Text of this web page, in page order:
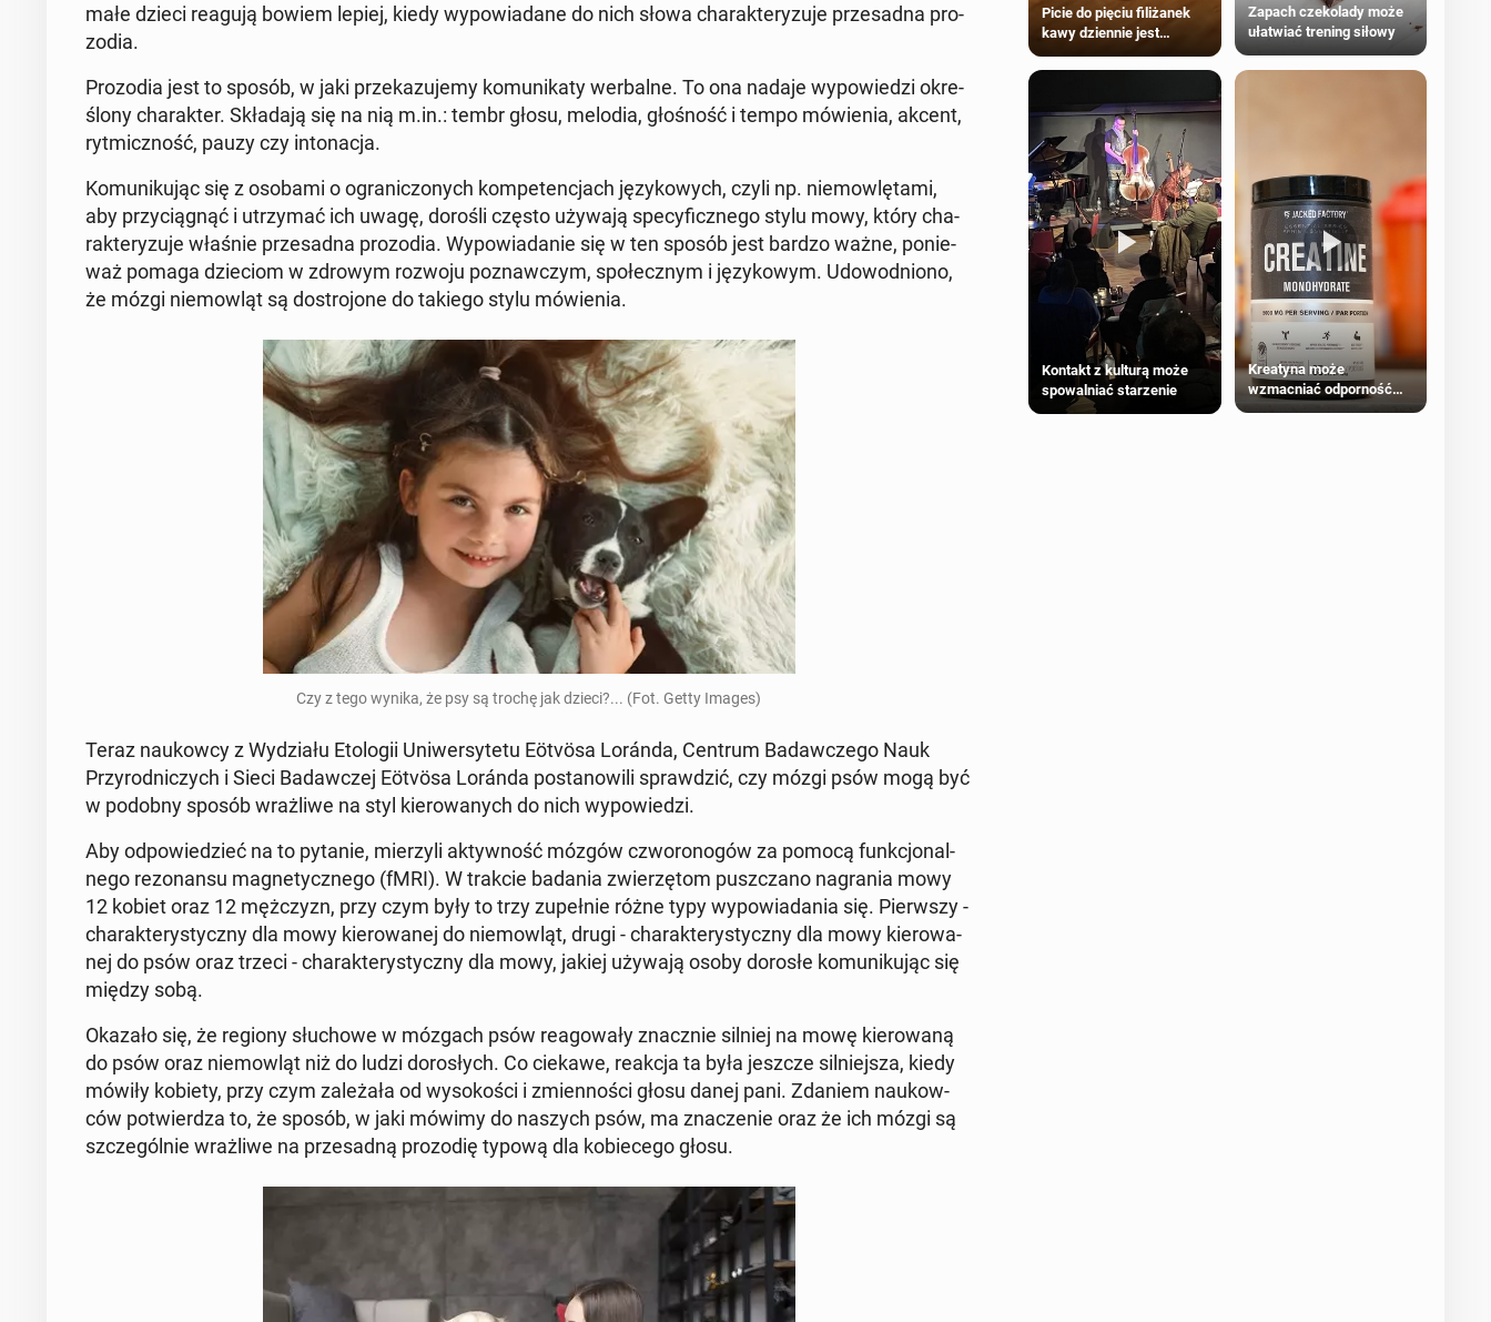
małe dzieci reagują bowiem lepiej, kiedy wy­po­wia­da­ne do nich słowa cha­rak­te­ry­zu­je prze­sad­na pro­
zo­dia.
Pro­zo­dia jest to sposób, w jaki prze­ka­zu­je­my ko­mu­ni­ka­ty wer­bal­ne. To ona nadaje wy­po­wie­dzi okre­
ślo­ny cha­rak­ter. Skła­da­ją się na nią m.in.: tembr głosu, melodia, gło­śność i tempo mó­wie­nia, akcent,
ryt­micz­ność, pauzy czy in­to­na­cja.
Ko­mu­ni­ku­jąc się z osobami o ogra­ni­czo­nych kom­pe­ten­cjach ję­zy­ko­wych, czyli np. nie­mow­lę­ta­mi,
aby przy­cią­gnąć i utrzy­mać ich uwagę, dorośli często używają spe­cy­ficz­ne­go stylu mowy, który cha­
rak­te­ry­zu­je właśnie prze­sad­na pro­zo­dia. Wy­po­wia­da­nie się w ten sposób jest bardzo ważne, po­nie­
waż pomaga dzie­ciom w zdrowym rozwoju po­znaw­czym, spo­łecz­nym i ję­zy­ko­wym. Udo­wod­nio­no,
że mózgi nie­mow­ląt są do­stro­jo­ne do takiego stylu mó­wie­nia.
Czy z tego wynika, że psy są trochę jak dzieci?... (Fot. Getty Images)
Teraz na­ukow­cy z Wy­dzia­łu Eto­lo­gii Uni­wer­sy­te­tu Eötvösa Loránda, Centrum Ba­daw­cze­go Nauk
Przy­rod­ni­czych i Sieci Ba­daw­czej Eötvösa Loránda po­sta­no­wi­li spraw­dzić, czy mózgi psów mogą być
w podobny sposób wraż­li­we na styl kie­ro­wa­nych do nich wy­po­wie­dzi.
Aby od­po­wie­dzieć na to pytanie, mie­rzy­li ak­tyw­ność mózgów czwo­ro­no­gów za pomocą funk­cjo­nal­
ne­go re­zo­nan­su ma­gne­tycz­ne­go (fMRI). W trakcie badania zwie­rzę­tom pusz­cza­no na­gra­nia mowy
12 kobiet oraz 12 męż­czyzn, przy czym były to trzy zu­peł­nie różne typy wy­po­wia­da­nia się. Pierw­szy -
cha­rak­te­ry­stycz­ny dla mowy kie­ro­wa­nej do nie­mow­ląt, drugi - cha­rak­te­ry­stycz­ny dla mowy kie­ro­wa­
nej do psów oraz trzeci - cha­rak­te­ry­stycz­ny dla mowy, jakiej używają osoby dorosłe ko­mu­ni­ku­jąc się
między sobą.
Okazało się, że regiony słu­cho­we w mózgach psów re­ago­wa­ły znacz­nie silniej na mowę kie­ro­wa­ną
do psów oraz nie­mow­ląt niż do ludzi do­ro­słych. Co ciekawe, reakcja ta była jeszcze sil­niej­sza, kiedy
mówiły kobiety, przy czym za­le­ża­ła od wy­so­ko­ści i zmien­no­ści głosu danej pani. Zdaniem na­ukow­
ców po­twier­dza to, że sposób, w jaki mówimy do naszych psów, ma zna­cze­nie oraz że ich mózgi są
szcze­gól­nie wraż­li­we na prze­sad­ną pro­zo­dię typową dla ko­bie­ce­go głosu.
Picie do pięciu filiżanek
kawy dziennie jest
większości dorosłych
Zapach czekolady może
ułatwiać trening siłowy
Kontakt z kulturą może
spowalniać starzenie
Kreatyna może
wzmacniać odporność
przeciw nowotworom